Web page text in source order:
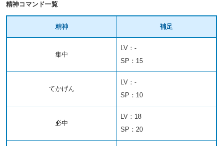
精神コマンド一覧
精神 補足
集中
LV：-
SP：15
てかげん
LV：-
SP：10
必中
LV：18
SP：20